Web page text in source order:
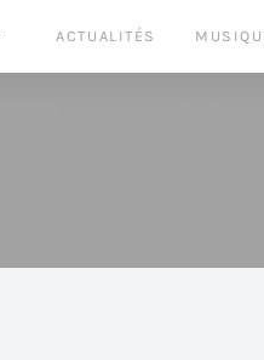
ACTUALITÉS